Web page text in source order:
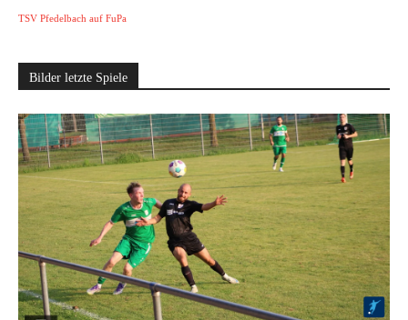
TSV Pfedelbach auf FuPa
Bilder letzte Spiele